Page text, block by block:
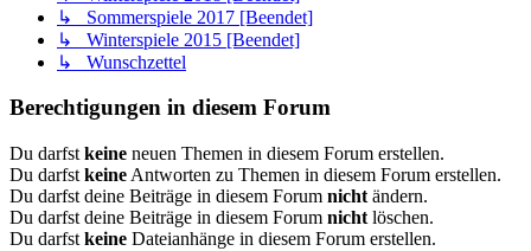
↳ Sommerspiele 2017 [Beendet]
↳ Winterspiele 2015 [Beendet]
↳ Wunschzettel
Berechtigungen in diesem Forum
Du darfst keine neuen Themen in diesem Forum erstellen.
Du darfst keine Antworten zu Themen in diesem Forum erstellen.
Du darfst deine Beiträge in diesem Forum nicht ändern.
Du darfst deine Beiträge in diesem Forum nicht löschen.
Du darfst keine Dateianhänge in diesem Forum erstellen.